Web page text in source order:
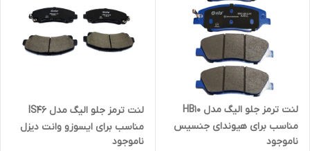
لنت ترمز جلو الیگ مدل HB10
مناسب برای هیوندای جنسیس
ناموجود
لنت ترمز جلو الیگ مدل IS46
مناسب برای ایسوزو وانت دیزل
دیمکس
ناموجود